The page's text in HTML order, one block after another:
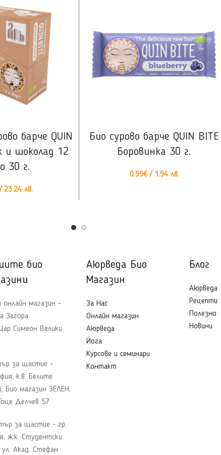
барче QUIN
и шоколад 12
30 г.
лв.
Био сурово барче QUIN BITE
Боровинка 30 г.
0.99€/ 1.94 лв.
био
онлайн магазин -
Загора
Симеон Велики
за щастие -
к.в. Белите
Био магазин ЗЕЛЕН,
Делчев 57
за щастие - гр.
ж.к. Студентски
ул. Акад. Стефан
Аюрведа Био
Магазин
За Нас
Онлайн магазин
Аюрведа
Йога
Курсове и семинари
Контакт
Блог
Aюрведа
Рецепти
Полезно
Новини